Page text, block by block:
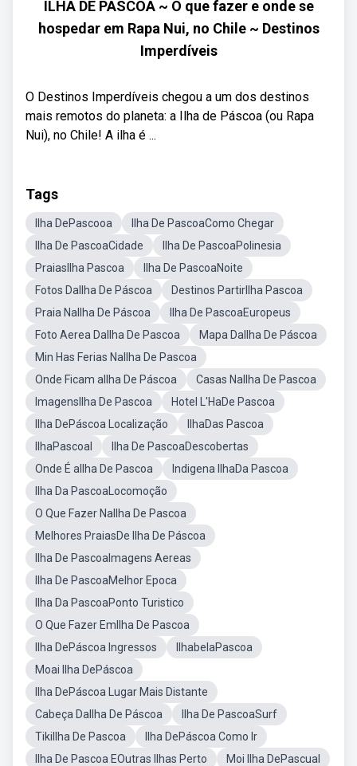
ILHA DE PÁSCOA ~ O que fazer e onde se
hospedar em Rapa Nui, no Chile ~ Destinos
Imperdíveis
O Destinos Imperdíveis chegou a um dos destinos
mais remotos do planeta: a Ilha de Páscoa (ou Rapa
Nui), no Chile! A ilha é ...
Tags
Ilha DePascooa
Ilha De PascoaComo Chegar
Ilha De PascoaCidade
Ilha De PascoaPolinesia
PraiasIlha Pascoa
Ilha De PascoaNoite
Fotos DaIlha De Páscoa
Destinos PartirIlha Pascoa
Praia NaIlha De Páscoa
Ilha De PascoaEuropeus
Foto Aerea DaIlha De Pascoa
Mapa DaIlha De Páscoa
Min Has Ferias NaIlha De Pascoa
Onde Ficam aIlha De Páscoa
Casas NaIlha De Pascoa
ImagensIlha De Pascoa
Hotel L'HaDe Pascoa
Ilha DePáscoa Localização
IlhaDas Pascoa
IlhaPascoal
Ilha De PascoaDescobertas
Onde É aIlha De Pascoa
Indigena IlhaDa Pascoa
Ilha Da PascoaLocomoção
O Que Fazer NaIlha De Pascoa
Melhores PraiasDe Ilha De Páscoa
Ilha De PascoaImagens Aereas
Ilha De PascoaMelhor Epoca
Ilha Da PascoaPonto Turistico
O Que Fazer EmIlha De Pascoa
Ilha DePáscoa Ingressos
IlhabelaPascoa
Moai Ilha DePáscoa
Ilha DePáscoa Lugar Mais Distante
Cabeça DaIlha De Páscoa
Ilha De PascoaSurf
TikiIlha De Pascoa
Ilha DePáscoa Como Ir
Ilha De Pascoa EOutras Ilhas Perto
Moi Ilha DePascual